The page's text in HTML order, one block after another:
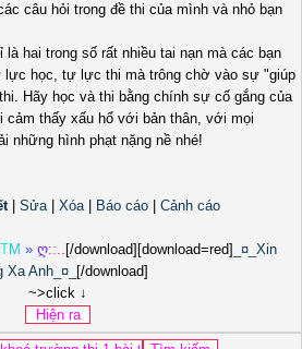
câu hỏi trong đề thi của mình và nhỏ bạn
hai trong số rất nhiều tai nạn mà các bạn
lực học, tự lực thi mà trông chờ vào sự "giúp
Hãy học và thi bằng chính sự cố gắng của
cảm thấy xấu hổ với bản thân, với mọi
những hình phạt nặng nề nhé!
| Sửa| Xóa| Báo cáo
Cảnh cáo
TM » ღ::.. [/download][download=red]
_¤_Xin
Anh_¤_
[/download]
~>click ↓